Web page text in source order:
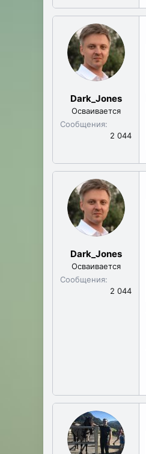
Dark_Jones
Осваивается
Сообщения
2 044
Dark_Jones
Осваивается
Сообщения
2 044